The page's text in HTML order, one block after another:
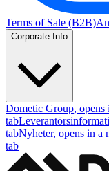
Terms of Sale (B2B)
Corporate Info
Dometic Group, opens
tab
tabNyheter, opens in a
tab